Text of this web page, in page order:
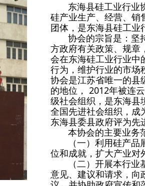
东海县硅工业行业协
硅产业生产、经营、销
团体，是东海县硅工业
协会的宗旨是：坚持
方政府有关政策、规章
会在东海硅工业行业中
行为，维护行业的市场
协会是江苏省唯一的县
的地位， 2012年被连
级社会组织，是东海县
全国先进社会组织，成
东海县委县政府评为先
本协会的主要业务
（一）利用硅产品展
位和成就，扩大产业对
（二）开展本行业基
意见、建议和请求，向